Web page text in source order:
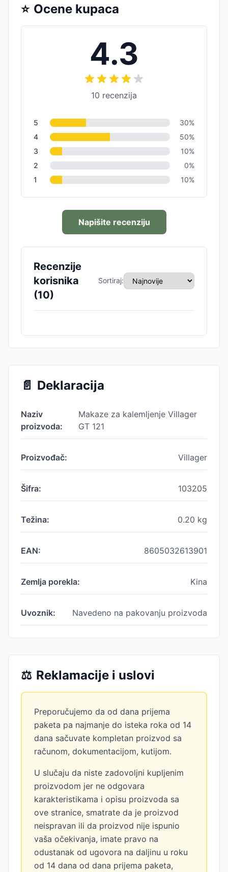
⭐ Ocene kupaca
4.3
10 recenzija
5 30%
4
50%
3
10%
2
0%
1
10%
Napišite recenziju
Recenzije
korisnika
(10)
Sortiraj:
📄 Deklaracija
Naziv
proizvoda:
Makaze za kalemljenje Villager
GT 121
Proizvođač: Villager
Šifra: 103205
Težina: 0.20 kg
EAN: 8605032613901
Zemlja porekla: Kina
Uvoznik: Navedeno na pakovanju proizvoda
⚖️ Reklamacije i uslovi
Preporučujemo da od dana prijema
paketa pa najmanje do isteka roka od 14
dana sačuvate kompletan proizvod sa
računom, dokumentacijom, kutijom.
U slučaju da niste zadovoljni kupljenim
proizvodom jer ne odgovara
karakteristikama i opisu proizvoda sa
ove stranice, smatrate da je proizvod
neispravan ili da proizvod nije ispunio
vaša očekivanja, imate pravo na
odustanak od ugovora na daljinu u roku
od 14 dana od dana prijema paketa,